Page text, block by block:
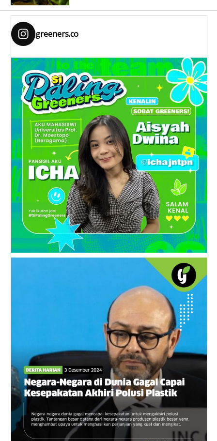
greeners.co